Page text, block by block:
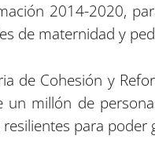
2014-2020,
de maternidad y
de Cohesión y
un millón de
para